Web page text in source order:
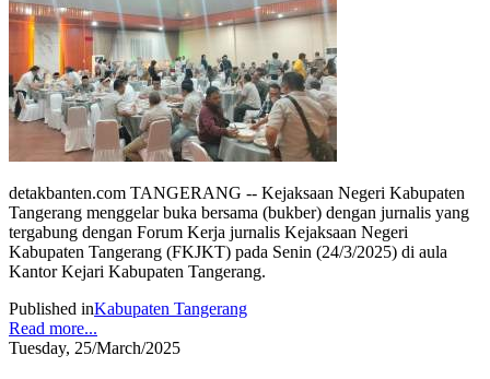
detakbanten.com TANGERANG -- Kejaksaan Negeri Kabupaten
Tangerang menggelar buka bersama (bukber) dengan jurnalis yang
tergabung dengan Forum Kerja jurnalis Kejaksaan Negeri
Kabupaten Tangerang (FKJKT) pada Senin (24/3/2025) di aula
Kantor Kejari Kabupaten Tangerang.
Published inKabupaten Tangerang
Read more...
Tuesday, 25/March/2025